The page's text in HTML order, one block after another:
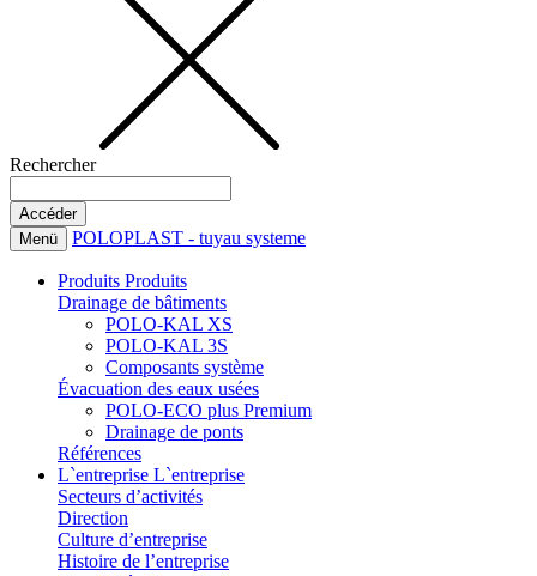
Rechercher
Menü POLOPLAST - tuyau systeme
Produits Produits
Drainage de bâtiments
POLO-KAL XS
POLO-KAL 3S
Composants système
Évacuation des eaux usées
POLO-ECO plus Premium
Drainage de ponts
Références
L`entreprise L`entreprise
Secteurs d’activités
Direction
Culture d’entreprise
Histoire de l’entreprise